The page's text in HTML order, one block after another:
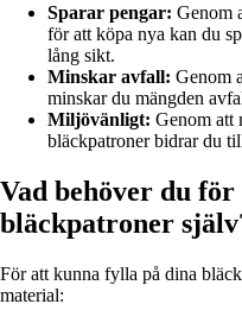
Sparar pengar: Genom
för att köpa nya kan du
lång sikt.
Minskar avfall: Genom
minskar du mängden
Miljövänligt: Genom att
bläckpatroner bidrar du
Vad behöver du
bläckpatroner
För att kunna fylla på dina
material: